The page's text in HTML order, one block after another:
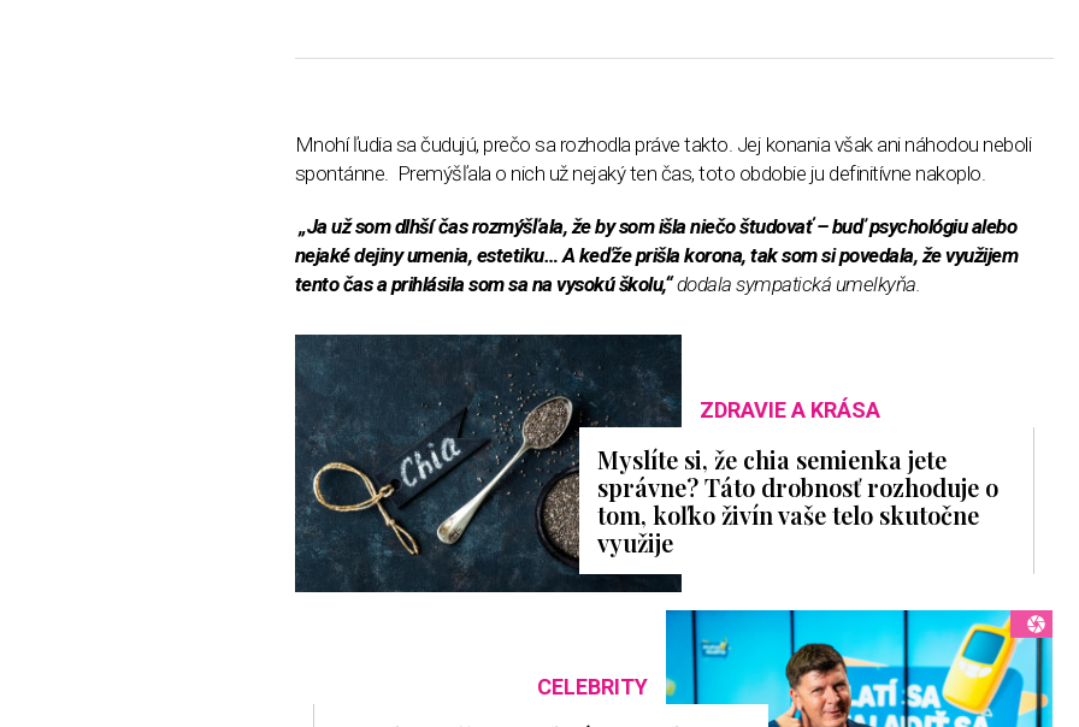
Mnohí ľudia sa čudujú, prečo sa rozhodla práve takto. Jej konania však ani náhodou neboli
spontánne. Premýšľala o nich už nejaký ten čas, toto obdobie ju definitívne nakoplo.
„Ja už som dlhší čas rozmýšľala, že by som išla niečo študovať – buď psychológiu alebo
nejaké dejiny umenia, estetiku… A keďže prišla korona, tak som si povedala, že využijem
tento čas a prihlásila som sa na vysokú školu,“dodala sympatická umelkyňa.
ZDRAVIE A KRÁSA
Myslíte si, že chia semienka jete
správne? Táto drobnosť rozhoduje o
tom, koľko živín vaše telo skutočne
využije
CELEBRITY